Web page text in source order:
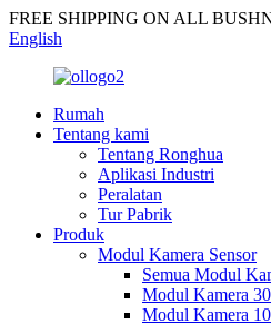
FREE SHIPPING ON ALL
English
Rumah
Tentang kami
Tentang Ronghua
Aplikasi Industri
Peralatan
Tur Pabrik
Produk
Modul Kamera Sensor
Semua Modul
Modul Kamera
Modul Kamera